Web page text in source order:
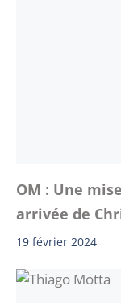
OM : Une
arrivée de
19 février 2024